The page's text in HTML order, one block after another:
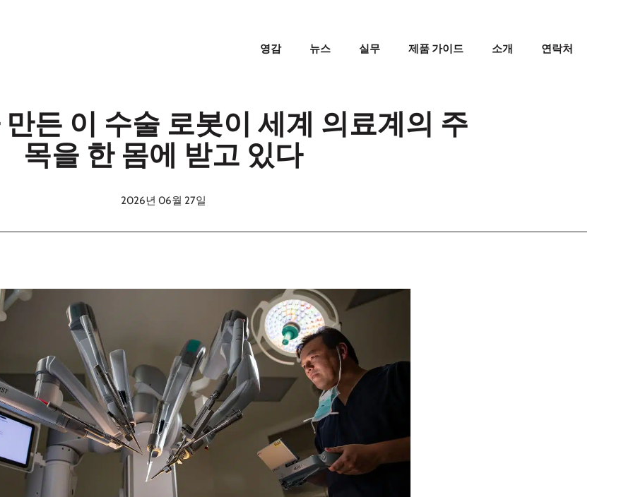
영감 뉴스 실무 제품 가이드 소개 연락처
든 이 수술 로봇이 세계 의료계의 주
목을 한 몸에 받고 있다
2026년 06월 27일